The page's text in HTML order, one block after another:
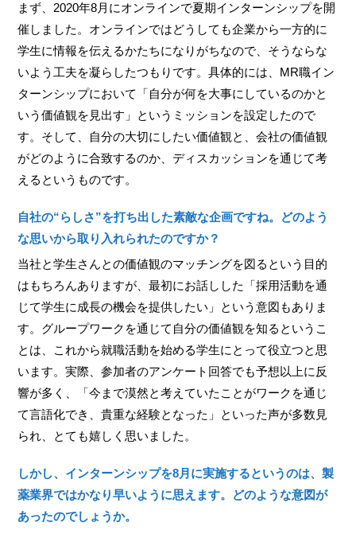
まず、2020年8月にオンラインで夏期インターンシップを開
催しました。オンラインではどうしても企業から一方的に
学生に情報を伝えるかたちになりがちなので、そうならな
いよう工夫を凝らしたつもりです。具体的には、MR職イン
ターンシップにおいて「自分が何を大事にしているのかと
いう価値観を見出す」というミッションを設定したので
す。そして、自分の大切にしたい価値観と、会社の価値観
がどのように合致するのか、ディスカッションを通じて考
えるというものです。
自社の“らしさ”を打ち出した素敵な企画ですね。どのよう
な思いから取り入れられたのですか？
当社と学生さんとの価値観のマッチングを図るという目的
はもちろんありますが、最初にお話しした「採用活動を通
じて学生に成長の機会を提供したい」という意図もありま
す。グループワークを通じて自分の価値観を知るというこ
とは、これから就職活動を始める学生にとって役立つと思
います。実際、参加者のアンケート回答でも予想以上に反
響が多く、「今まで漠然と考えていたことがワークを通じ
て言語化でき、貴重な経験となった」といった声が多数見
られ、とても嬉しく思いました。
しかし、インターンシップを8月に実施するというのは、製
薬業界ではかなり早いように思えます。どのような意図が
あったのでしょうか。